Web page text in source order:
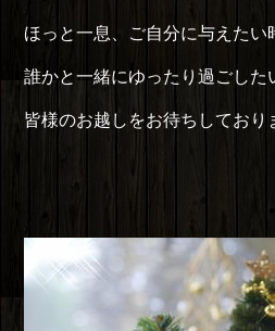
ほっと一息、ご自分に与えたい
誰かと一緒にゆったり過ごした
皆様のお越しをお待ちしており